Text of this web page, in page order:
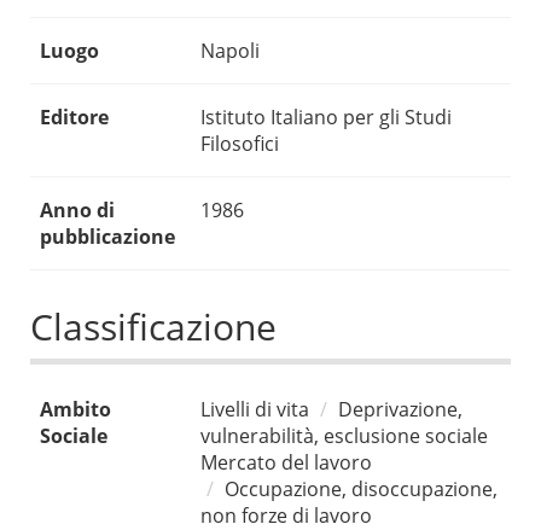
Luogo Napoli
Editore
Istituto Italiano per gli Studi
Filosofici
Anno di
pubblicazione
1986
Classificazione
Ambito
Sociale
Livelli di vita
Deprivazione,
vulnerabilità, esclusione sociale
Mercato del lavoro
Occupazione, disoccupazione,
non forze di lavoro